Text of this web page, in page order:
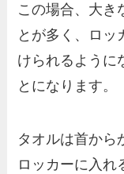
この場合、大き
とが多く、ロッ
けられるように
とになります。
タオルは首から
ロッカーに入れ